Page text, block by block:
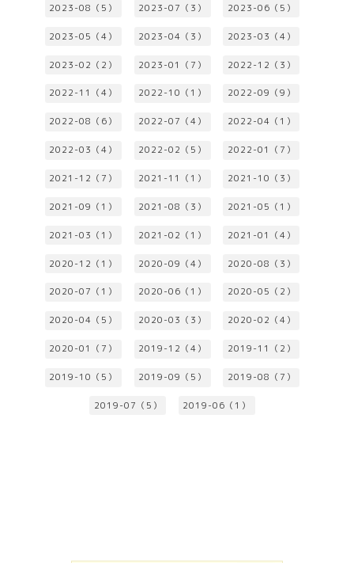
2023-08（5） 2023-07（3） 2023-06（5）
2023-05（4） 2023-04（3） 2023-03（4）
2023-02（2） 2023-01（7） 2022-12（3）
2022-11（4） 2022-10（1） 2022-09（9）
2022-08（6） 2022-07（4） 2022-04（1）
2022-03（4） 2022-02（5） 2022-01（7）
2021-12（7） 2021-11（1） 2021-10（3）
2021-09（1） 2021-08（3） 2021-05（1）
2021-03（1） 2021-02（1） 2021-01（4）
2020-12（1） 2020-09（4） 2020-08（3）
2020-07（1） 2020-06（1） 2020-05（2）
2020-04（5） 2020-03（3） 2020-02（4）
2020-01（7） 2019-12（4） 2019-11（2）
2019-10（5） 2019-09（5） 2019-08（7）
2019-07（5） 2019-06（1）